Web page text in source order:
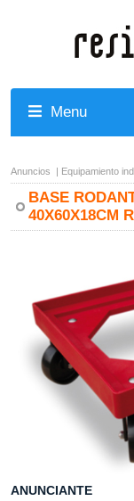
Menu
Anuncios | Equipamiento
BASE
40X60X18CM
ANUNCIANTE